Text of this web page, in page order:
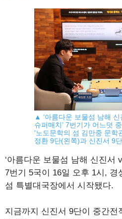
▲ ‘아름다운 보물섬 남해
슈퍼매치’ 7번기가 어느덧
'노도문학의 섬 김만중 문학
정환 9단(왼쪽)과 신진서 9
‘아름다운 보물섬 남해 신진서
7번기 5국이 16일 오후 1시, 경
섬 특별대국장에서 시작됐다.
지금까지 신진서 9단이 중간전